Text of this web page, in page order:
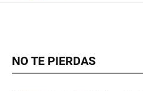
NO TE PIERDAS